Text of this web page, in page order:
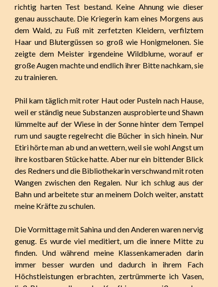
richtig harten Test bestand. Keine Ahnung wie dieser
genau ausschaute. Die Kriegerin kam eines Morgens aus
dem Wald, zu Fuß mit zerfetzten Kleidern, verfilztem
Haar und Blutergüssen so groß wie Honigmelonen. Sie
zeigte dem Meister irgendeine Wildblume, worauf er
große Augen machte und endlich ihrer Bitte nachkam, sie
zu trainieren.
Phil kam täglich mit roter Haut oder Pusteln nach Hause,
weil er ständig neue Substanzen ausprobierte und Shawn
lümmelte auf der Wiese in der Sonne hinter dem Tempel
rum und saugte regelrecht die Bücher in sich hinein. Nur
Etiri hörte man ab und an wettern, weil sie wohl Angst um
ihre kostbaren Stücke hatte. Aber nur ein bittender Blick
des Redners und die Bibliothekarin verschwand mit roten
Wangen zwischen den Regalen. Nur ich schlug aus der
Bahn und arbeitete stur an meinem Dolch weiter, anstatt
meine Kräfte zu schulen.
Die Vormittage mit Sahina und den Anderen waren nervig
genug. Es wurde viel meditiert, um die innere Mitte zu
finden. Und während meine Klassenkameraden darin
immer besser wurden und dadurch in ihrem Fach
Höchstleistungen erbrachten, zertrümmerte ich Vasen,